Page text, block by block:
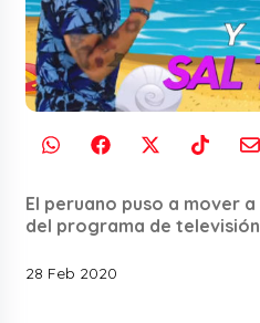
El peruano puso a mover
del programa de televisión
28 Feb 2020